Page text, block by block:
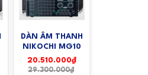
DÀN ÂM THANH
NIKOCHI MG10
20.510.000₫
29.300.000₫